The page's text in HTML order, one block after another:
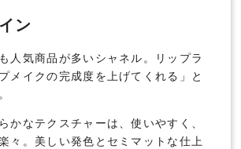
ン
人気商品が多いシャネル。リップラ
メイクの完成度を上げてくれる」と
かなテクスチャーは、使いやすく、
々。美しい発色とセミマットな仕上